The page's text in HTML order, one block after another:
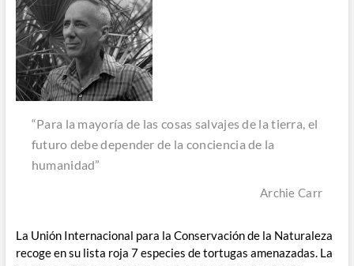
“Para la mayoría de las cosas salvajes de la tierra, el
futuro debe depender de la conciencia de la
humanidad”
Archie Carr
La Unión Internacional para la Conservación de la Naturaleza
recoge en su lista roja 7 especies de tortugas amenazadas. La